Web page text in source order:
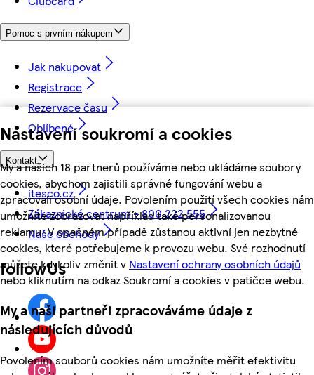
Nastavení soukromí a cookies
My a našich 18 partnerů používáme nebo ukládáme soubory
cookies, abychom zajistili správné fungování webu a
zpracovali osobní údaje. Povolením použití všech cookies nám
umožníte zobrazovat například také personalizovanou
reklamu. V opačném případě zůstanou aktivní jen nezbytné
cookies, které potřebujeme k provozu webu. Své rozhodnutí
můžete kdykoliv změnit v Nastavení ochrany osobních údajů
nebo kliknutím na odkaz Soukromí a cookies v patičce webu.
My a naši partneři zpracováváme údaje z
následujících důvodů
Povolením souborů cookies nám umožníte měřit efektivitu
Pomoc s prvním nákupem
Jak nakupovat
Registrace
Rezervace času
Oblíbené
Kontakt
itesco.cz
Zákaznické centrum - 800 222 555
Naše obchody
followUs